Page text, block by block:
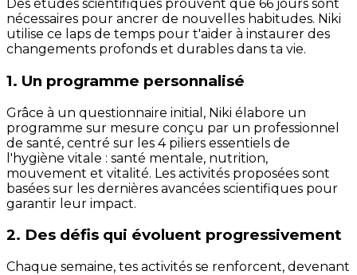
Des études scientifiques prouvent que 66 jours sont
nécessaires pour ancrer de nouvelles habitudes. Niki
utilise ce laps de temps pour t'aider à instaurer des
changements profonds et durables dans ta vie.
1. Un programme personnalisé
Grâce à un questionnaire initial, Niki élabore un
programme sur mesure conçu par un professionnel
de santé, centré sur les 4 piliers essentiels de
l'hygiène vitale : santé mentale, nutrition,
mouvement et vitalité. Les activités proposées sont
basées sur les dernières avancées scientifiques pour
garantir leur impact.
2. Des défis qui évoluent progressivement
Chaque semaine, tes activités se renforcent, devenant